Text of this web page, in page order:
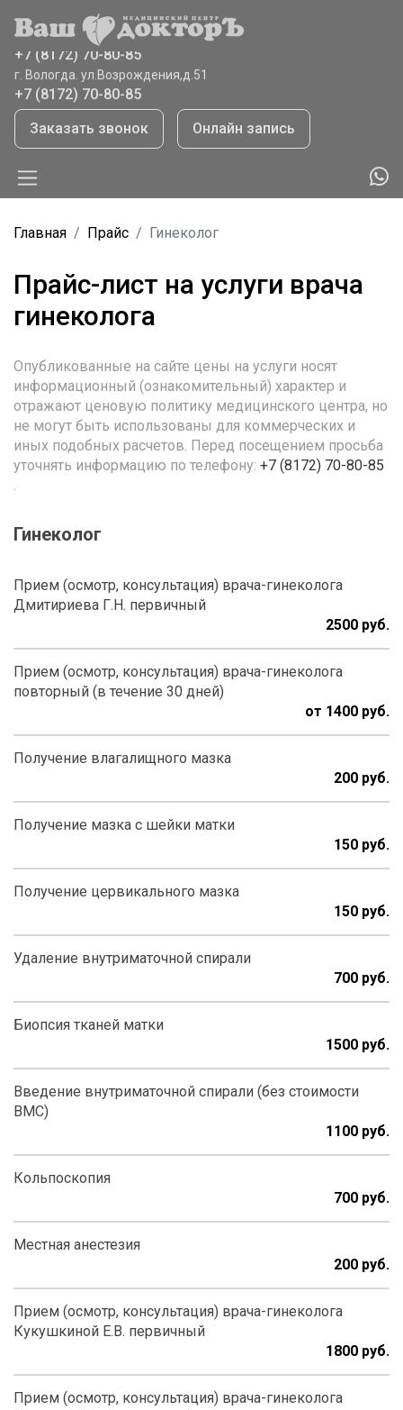
г. Вологда, ул.Ветошкина,д.8
+7 (8172) 70-80-85
г. Вологда. ул.Возрождения,д.51
+7 (8172) 70-80-85
г.Тотьма, ул.Садовая,41
+7 (921) 065 9208
Заказать звонок Онлайн запись
Главная Прайс Гинеколог
Прайс-лист на услуги врача
гинеколога
Опубликованные на сайте цены на услуги носят
информационный (ознакомительный) характер и
отражают ценовую политику медицинского центра, но
не могут быть использованы для коммерческих и
иных подобных расчетов. Перед посещением просьба
уточнять информацию по телефону: +7 (8172) 70-80-85
.
Гинеколог
Прием (осмотр, консультация) врача-гинеколога
Дмитириева Г.Н. первичный
2500
Прием (осмотр, консультация) врача-гинеколога
повторный (в течение 30 дней)
от 1400
Получение влагалищного мазка
200
Получение мазка с шейки матки
150
Получение цервикального мазка
150
Удаление внутриматочной спирали
700
Биопсия тканей матки
1500
Введение внутриматочной спирали (без стоимости
ВМС)
1100
Кольпоскопия
700
Местная анестезия
200
Прием (осмотр, консультация) врача-гинеколога
Кукушкиной Е.В. первичный
1800
Прием (осмотр, консультация) врача-гинеколога